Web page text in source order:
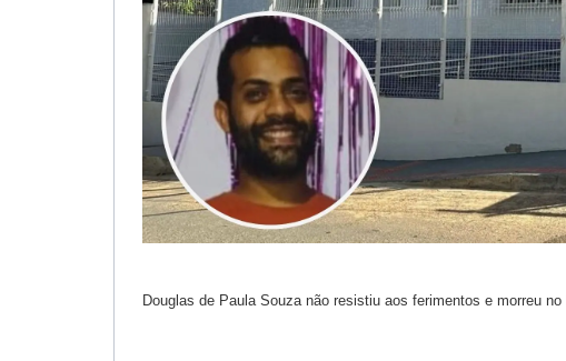
Douglas de Paula Souza não resistiu aos ferimentos e morreu no